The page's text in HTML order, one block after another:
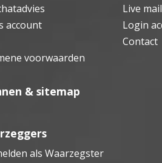
Live
account
Login
Contact
voorwaarden
& sitemap
als Waarzegster